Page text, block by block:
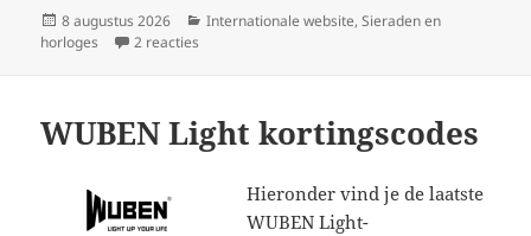
Geplaatst
op
8 augustus 2026 Categorieën
Internationale website,Sieraden en
horloges
2 reacties
WUBEN Light kortingscodes
Hieronder vind je de laatste
WUBEN Light-